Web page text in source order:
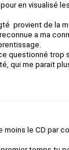
en visualisé
provient de la
a ma
questionné trop
qui me parait
le CD par